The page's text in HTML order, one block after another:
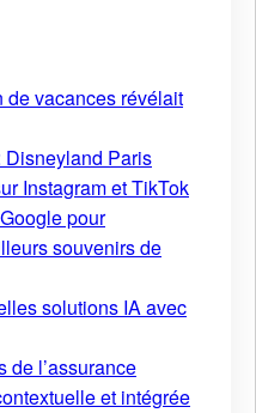
de vacances révélait
Disneyland Paris
Instagram et TikTok
pour
souvenirs de
solutions IA avec
de l’assurance
et intégrée